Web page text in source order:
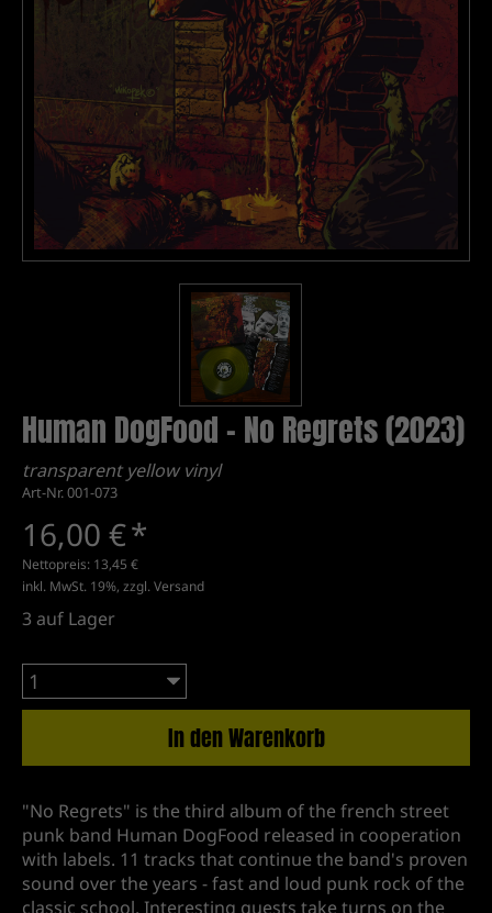
Human DogFood – No Regrets (2023)
transparent yellow vinyl
Art-Nr. 001-073
16,00 €*
Nettopreis: 13,45 €
inkl. MwSt. 19%, zzgl.Versand
3 auf Lager
In den Warenkorb
"No Regrets" is the third album of the french street
punk band Human DogFood released in cooperation
with labels. 11 tracks that continue the band's proven
sound over the years - fast and loud punk rock of the
classic school. Interesting guests take turns on the